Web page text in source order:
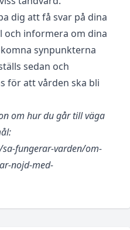
dig att få svar på dina
och informera om dina
synpunkterna
sedan och
för att vården ska bli
om hur du går till väga
fungerar-varden/om-
nojd-med-